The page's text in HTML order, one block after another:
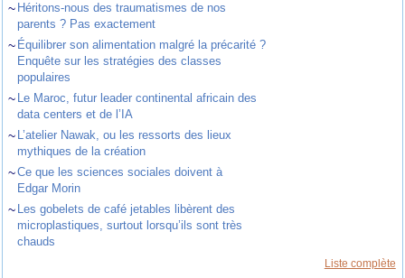
~ Héritons-nous des traumatismes de nos
parents ? Pas exactement
~ Équilibrer son alimentation malgré la précarité ?
Enquête sur les stratégies des classes
populaires
~ Le Maroc, futur leader continental africain des
data centers et de l’IA
~ L’atelier Nawak, ou les ressorts des lieux
mythiques de la création
~Ce que les sciences sociales doivent à
Edgar Morin
~ Les gobelets de café jetables libèrent des
microplastiques, surtout lorsqu’ils sont très
chauds
Liste complète